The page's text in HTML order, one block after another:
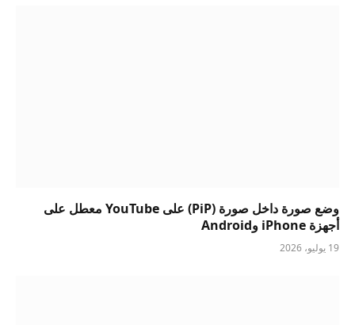
وضع صورة داخل صورة (PiP) على YouTube معطل على
أجهزة iPhone وAndroid
19 يوليو، 2026